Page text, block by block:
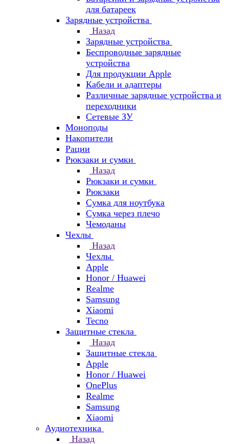
для батареек
Зарядные устройства
Назад
Зарядные устройства
Беспроводные зарядные
устройства
Для продукции Apple
Кабели и адаптеры
Различные зарядные устройства и
переходники
Сетевые ЗУ
Моноподы
Накопители
Рации
Рюкзаки и сумки
Назад
Рюкзаки и сумки
Рюкзаки
Сумка для ноутбука
Сумка через плечо
Чемоданы
Чехлы
Назад
Чехлы
Apple
Honor / Huawei
Realme
Samsung
Xiaomi
Tecno
Защитные стекла
Назад
Защитные стекла
Apple
Honor / Huawei
OnePlus
Realme
Samsung
Xiaomi
Аудиотехника
Назад